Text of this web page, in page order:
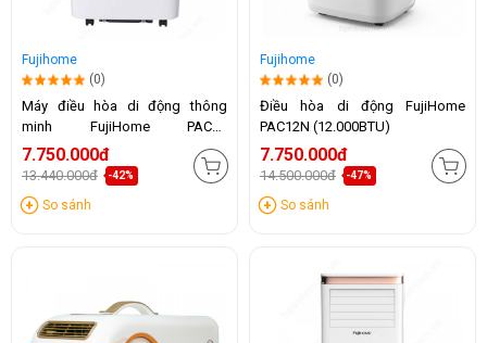
Fujihome
(0)
Máy điều hòa di động thông
minh FujiHome PAC12
(12.000BTU)
7.750.000đ
13.440.000đ -42%
So sánh
Fujihome
(0)
Điều hòa di động FujiHome
PAC12N (12.000BTU)
7.750.000đ
14.500.000đ -47%
So sánh